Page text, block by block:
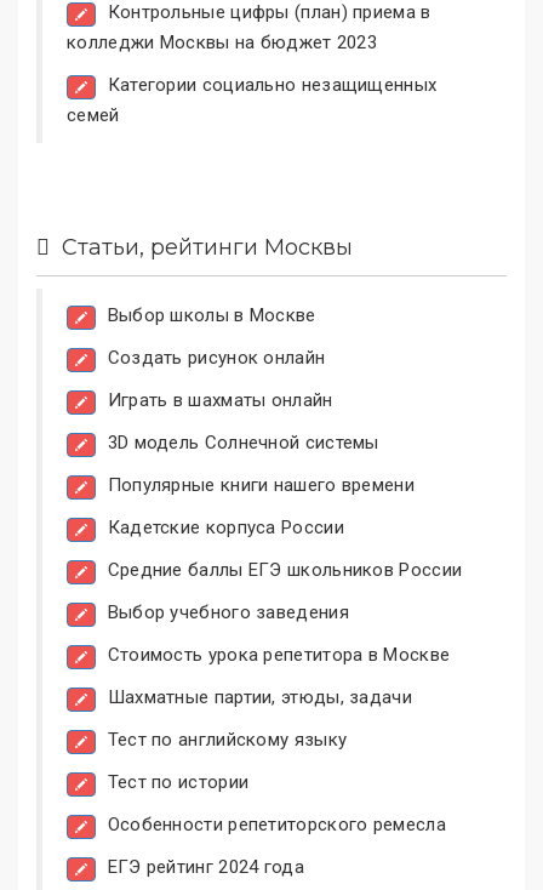
Контрольные цифры (план) приема в
колледжи Москвы на бюджет 2023
Категории социально незащищенных
семей
Статьи, рейтинги Москвы
Выбор школы в Москве
Создать рисунок онлайн
Играть в шахматы онлайн
3D модель Солнечной системы
Популярные книги нашего времени
Кадетские корпуса России
Средние баллы ЕГЭ школьников России
Выбор учебного заведения
Стоимость урока репетитора в Москве
Шахматные партии, этюды, задачи
Тест по английскому языку
Тест по истории
Особенности репетиторского ремесла
ЕГЭ рейтинг 2024 года